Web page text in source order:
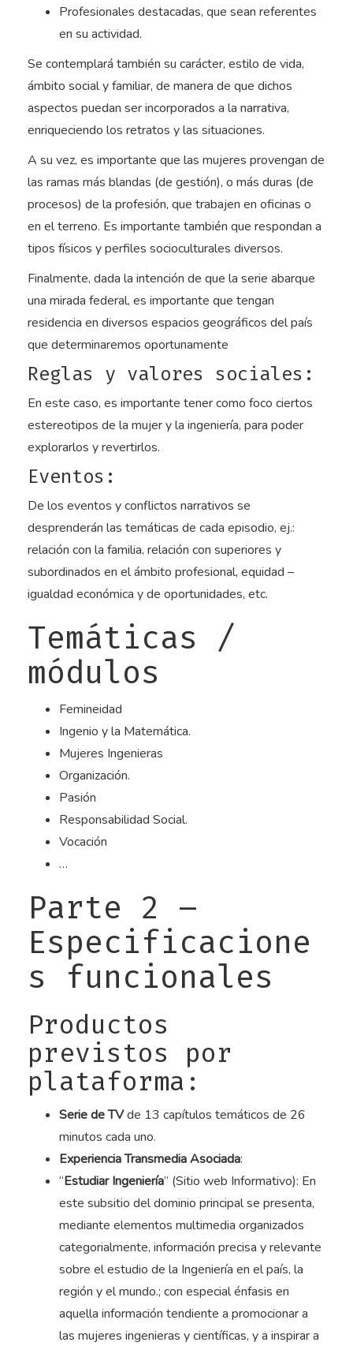
Profesionales destacadas, que sean referentes
en su actividad.
Se contemplará también su carácter, estilo de vida,
ámbito social y familiar, de manera de que dichos
aspectos puedan ser incorporados a la narrativa,
enriqueciendo los retratos y las situaciones.
A su vez, es importante que las mujeres provengan de
las ramas más blandas (de gestión), o más duras (de
procesos) de la profesión, que trabajen en oficinas o
en el terreno. Es importante también que respondan a
tipos físicos y perfiles socioculturales diversos.
Finalmente, dada la intención de que la serie abarque
una mirada federal, es importante que tengan
residencia en diversos espacios geográficos del país
que determinaremos oportunamente
Reglas y valores sociales:
En este caso, es importante tener como foco ciertos
estereotipos de la mujer y la ingeniería, para poder
explorarlos y revertirlos.
Eventos:
De los eventos y conflictos narrativos se
desprenderán las temáticas de cada episodio, ej.:
relación con la familia, relación con superiores y
subordinados en el ámbito profesional, equidad –
igualdad económica y de oportunidades, etc.
Temáticas /
módulos
Femineidad
Ingenio y la Matemática.
Mujeres Ingenieras
Organización.
Pasión
Responsabilidad Social.
Vocación
…
Parte 2 –
Especificacione
s funcionales
Productos
previstos por
plataforma:
Serie de TVde 13 capítulos temáticos de 26
minutos cada uno.
Experiencia Transmedia Asociada:
“Estudiar Ingeniería” (Sitio web Informativo): En
este subsitio del dominio principal se presenta,
mediante elementos multimedia organizados
categorialmente, información precisa y relevante
sobre el estudio de la Ingeniería en el país, la
región y el mundo.; con especial énfasis en
aquella información tendiente a promocionar a
las mujeres ingenieras y científicas, y a inspirar a